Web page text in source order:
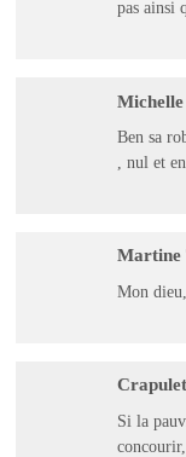
pas ainsi
Michelle
Ben sa
, nul et
Martine
Mon
Crapulet
Si la